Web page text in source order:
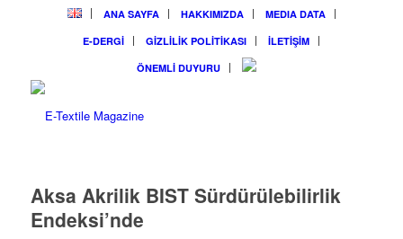
ANA SAYFA HAKKIMIZDA
MEDIA DATA
E-DERGİ
GİZLİLİK POLİTİKASI
İLETİŞİM
ÖNEMLİ DUYURU
Aksa Akrilik BIST Sürdürülebilirlik
Endeksi’nde